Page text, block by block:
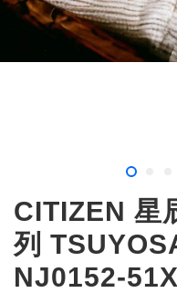
CITIZEN 星
列
NJ0152-